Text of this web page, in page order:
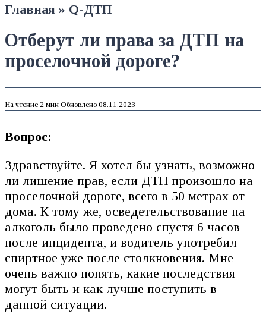
Главная » Q-ДТП
Отберут ли права за ДТП на
проселочной дороге?
На чтение 2 мин Обновлено 08.11.2023
Вопрос:
Здравствуйте. Я хотел бы узнать, возможно
ли лишение прав, если ДТП произошло на
проселочной дороге, всего в 50 метрах от
дома. К тому же, осведетельствование на
алкоголь было проведено спустя 6 часов
после инцидента, и водитель употребил
спиртное уже после столкновения. Мне
очень важно понять, какие последствия
могут быть и как лучше поступить в
данной ситуации.